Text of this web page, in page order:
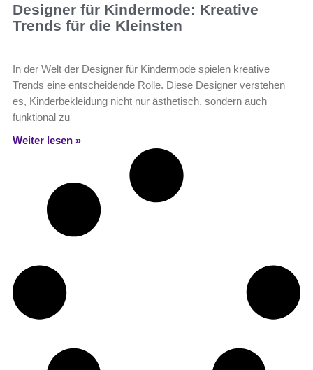
Designer für Kindermode: Kreative
Trends für die Kleinsten
In der Welt der Designer für Kindermode spielen kreative
Trends eine entscheidende Rolle. Diese Designer verstehen
es, Kinderbekleidung nicht nur ästhetisch, sondern auch
funktional zu
Weiter lesen »